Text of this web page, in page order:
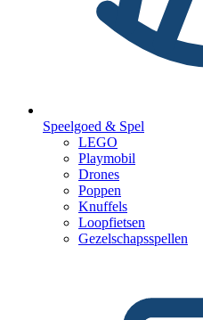
Speelgoed & Spel
LEGO
Playmobil
Drones
Poppen
Knuffels
Loopfietsen
Gezelschapsspellen